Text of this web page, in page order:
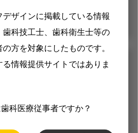
デザインに掲載している情報
歯科技工士、歯科衛生士等の
方を対象にしたものです。
情報提供サイトではありま
科医療従事者ですか？
メリット